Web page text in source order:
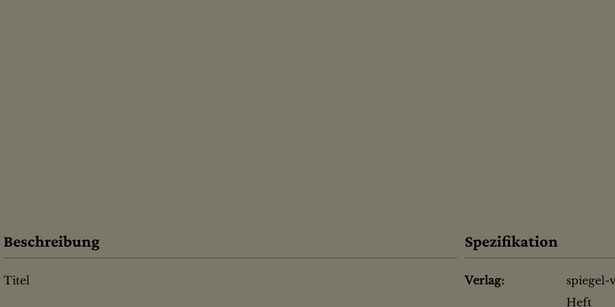
Beschreibung
Titel
Spezifikation
Verlag:
spiegel-
Heft